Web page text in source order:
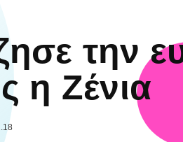
την
η Ζένια